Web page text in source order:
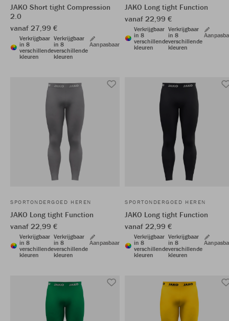
JAKO Short tight Compression
2.0
vanaf 27,99 €
Verkrijgbaar
in 8
verschillende
kleuren
Verkrijgbaar
in 8
verschillende
kleuren
Aanpasbaar
JAKO Long tight Function
vanaf 22,99 €
Verkrijgbaar
in 8
verschillende
kleuren
Verkrijgbaar
in 8
verschillende
kleuren
SPORTONDERGOED HEREN
JAKO Long tight Function
vanaf 22,99 €
Verkrijgbaar
in 8
verschillende
kleuren
Verkrijgbaar
in 8
verschillende
kleuren
Aanpasbaar
SPORTONDERGOED HEREN
JAKO Long tight Function
vanaf 22,99 €
Verkrijgbaar
in 8
verschillende
kleuren
Verkrijgbaar
in 8
verschillende
kleuren